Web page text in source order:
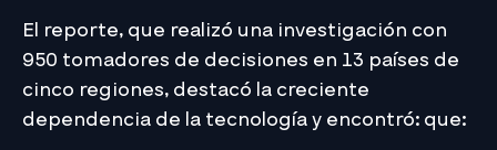
El reporte, que realizó una investigación con
950 tomadores de decisiones en 13 países de
cinco regiones, destacó la creciente
dependencia de la tecnología y encontró: que: